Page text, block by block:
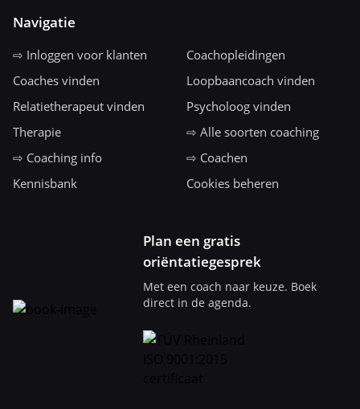
Navigatie
⇨ Inloggen voor klanten
Coachopleidingen
Coaches vinden
Loopbaancoach vinden
Relatietherapeut vinden
Psycholoog vinden
Therapie
⇨ Alle soorten coaching
⇨ Coaching info
⇨ Coachen
Kennisbank
Cookies beheren
Plan een gratis
oriëntatiegesprek
Met een coach naar keuze. Boek
direct in de agenda.